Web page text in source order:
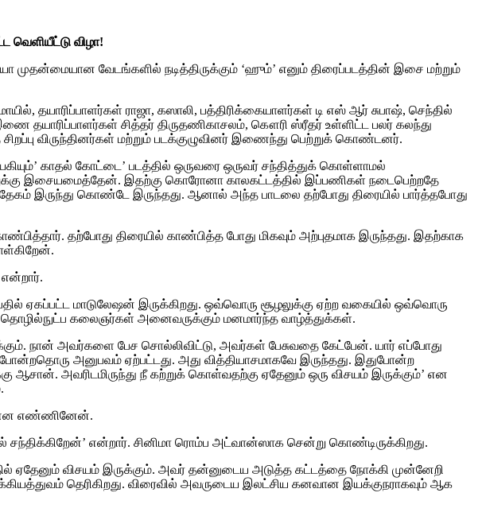
விழா!
முதன்மையான வேடங்களில் நடித்திருக்கும் ‘ஹும்’ எனும் திரைப்படத்தின் இசை மற்றும்
தயாரிப்பாளர்கள் ராஜா, கஸாலி, பத்திரிக்கையாளர்கள் டி எஸ் ஆர் சுபாஷ், செந்தில்
இணை தயாரிப்பாளர்கள் சித்தர் திருதணிகாசலம், கௌரி ஸ்ரீதர் உள்ளிட்ட பலர் கலந்து
விருந்தினர்கள் மற்றும் படக்குழுவினர் இணைந்து பெற்றுக் கொண்டனர்.
காதல் கோட்டை’ படத்தில் ஒருவரை ஒருவர் சந்தித்துக் கொள்ளாமல்
பாடலுக்கு இசையமைத்தேன். இதற்கு கொரோனா காலகட்டத்தில் இப்பணிகள் நடைபெற்றதே
இருந்து கொண்டே இருந்தது. ஆனால் அந்த பாடலை தற்போது திரையில் பார்த்தபோது
தற்போது திரையில் காண்பித்த போது மிகவும் அற்புதமாக இருந்தது. இதற்காக
ஏகப்பட்ட மாடுலேஷன் இருக்கிறது. ஒவ்வொரு சூழலுக்கு ஏற்ற வகையில் ஒவ்வொரு
தொழில்நுட்ப கலைஞர்கள் அனைவருக்கும் மனமார்ந்த வாழ்த்துக்கள்.
நான் அவர்களை பேச சொல்லிவிட்டு, அவர்கள் பேசுவதை கேட்பேன். யார் எப்போது
அனுபவம் ஏற்பட்டது. அது வித்தியாசமாகவே இருந்தது. இதுபோன்ற
அவரிடமிருந்து நீ கற்றுக் கொள்வதற்கு ஏதேனும் ஒரு விசயம் இருக்கும்’ என
என எண்ணினேன்.
சந்திக்கிறேன்’ என்றார். சினிமா ரொம்ப அட்வான்ஸாக சென்று கொண்டிருக்கிறது.
ஏதேனும் விசயம் இருக்கும். அவர் தன்னுடைய அடுத்த கட்டத்தை நோக்கி முன்னேறி
தெரிகிறது. விரைவில் அவருடைய இலட்சிய கனவான இயக்குநராகவும் ஆக